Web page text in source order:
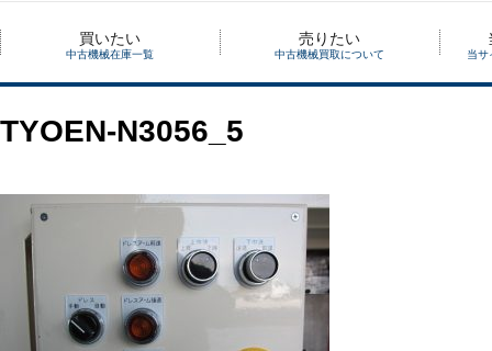
買いたい
中古機械在庫一覧
売りたい
中古機械買取について 当サ
TYOEN-N3056_5